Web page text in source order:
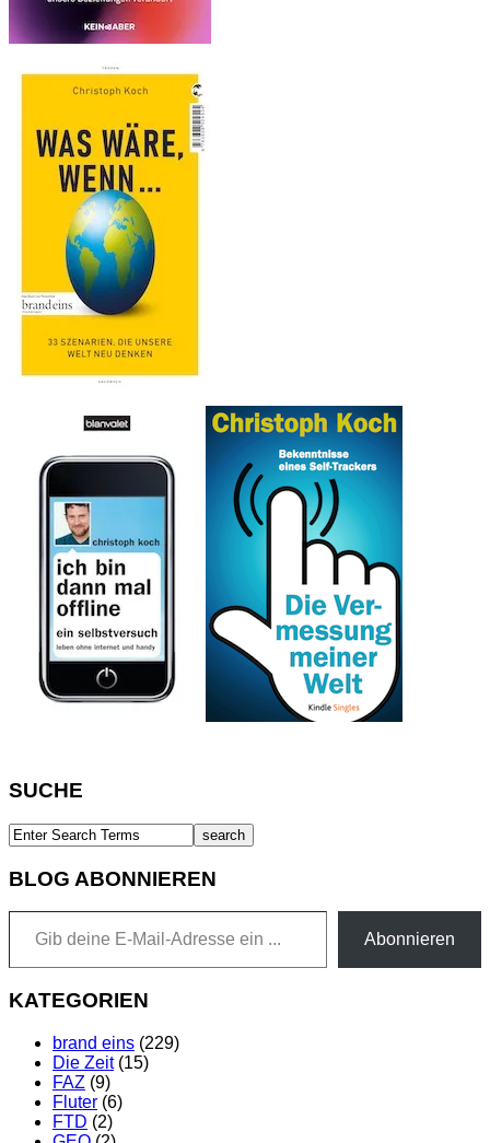
SUCHE
BLOG ABONNIEREN
Gib deine E-Mail-Adresse ein ...
Abonnieren
KATEGORIEN
brand eins (229)
Die Zeit(15)
FAZ (9)
Fluter (6)
FTD (2)